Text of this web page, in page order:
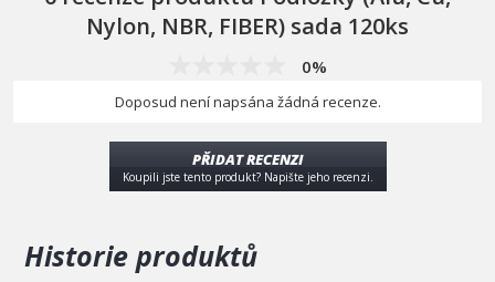
5x 14x20x1,3 mm
5x 13x18x1,2 mm
5x 20x26x2,5 mm
5x 14x20x1,3 mm
Měď nafouklá
Ocel + NBR
Nylon, NBR, FIBER) sada 120ks
0%
Doposud není napsána žádná recenze.
PŘIDAT RECENZI
Koupili jste tento produkt? Napište jeho recenzi.
Historie produktů